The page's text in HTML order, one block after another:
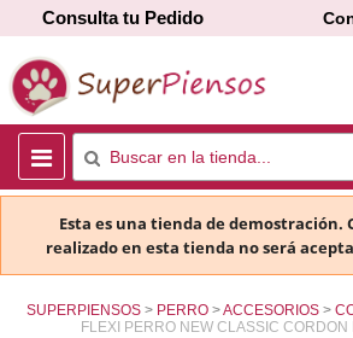
Consulta tu Pedido
Esta es una tienda de demostración.
realizado en esta tienda no será
SUPERPIENSOS PERRO ACCESORIOS
FLEXI PERRO NEW CLASSIC CORDON